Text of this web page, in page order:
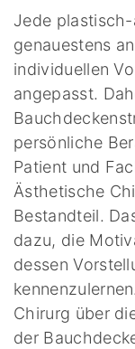
Jede
genauestens
individuellen
angepasst.
persönliche
Patient und
Ästhetische
Bestandteil.
dazu, die
dessen
Chirurg über
der